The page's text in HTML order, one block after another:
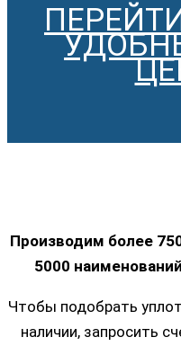
Производим более
5000
Чтобы подобрать
наличии, запросить